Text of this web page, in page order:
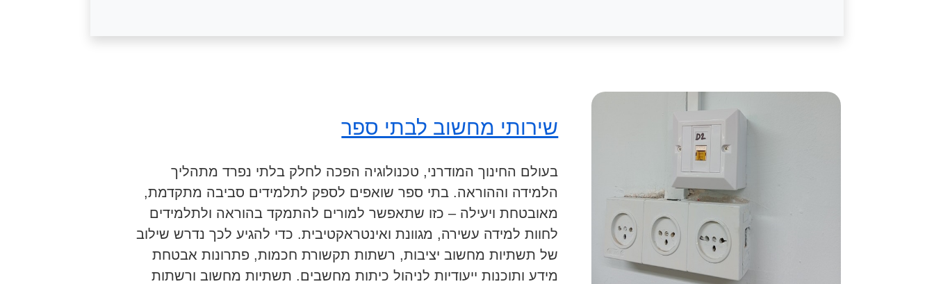
שירותי מחשוב לבתי ספר
בעולם החינוך המודרני, טכנולוגיה הפכה לחלק בלתי נפרד מתהליך
הלמידה וההוראה. בתי ספר שואפים לספק לתלמידים סביבה מתקדמת,
מאובטחת ויעילה – כזו שתאפשר למורים להתמקד בהוראה ולתלמידים
לחוות למידה עשירה, מגוונת ואינטראקטיבית. כדי להגיע לכך נדרש שילוב
של תשתיות מחשוב יציבות, רשתות תקשורת חכמות, פתרונות אבטחת
מידע ותוכנות ייעודיות לניהול כיתות מחשבים. תשתיות מחשוב ורשתות